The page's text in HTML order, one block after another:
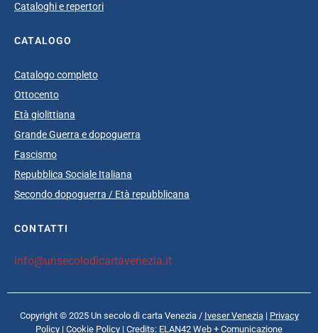
Cataloghi e repertori
CATALOGO
Catalogo completo
Ottocento
Età giolittiana
Grande Guerra e dopoguerra
Fascismo
Repubblica Sociale Italiana
Secondo dopoguerra / Età repubblicana
CONTATTI
info@unsecolodicartavenezia.it
Copyright © 2025 Un secolo di carta Venezia / Iveser Venezia| Privacy
Policy | Cookie Policy | Credits: ELAN42 Web + Comunicazione